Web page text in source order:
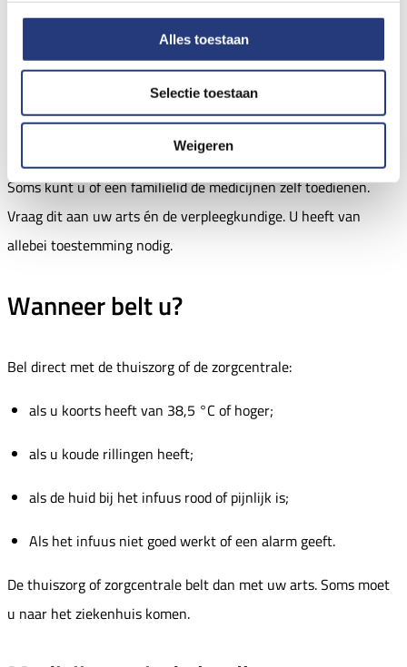
Alles toestaan
Selectie toestaan
Weigeren
thuis. De verpleegkundige:
Sluit de antibiotica aan op het infuus.
Controleert het infuus.
Soms kunt u of een familielid de medicijnen zelf toedienen.
Vraag dit aan uw arts én de verpleegkundige. U heeft van
allebei toestemming nodig.
Wanneer belt u?
Bel direct met de thuiszorg of de zorgcentrale:
als u koorts heeft van 38,5 °C of hoger;
als u koude rillingen heeft;
als de huid bij het infuus rood of pijnlijk is;
Als het infuus niet goed werkt of een alarm geeft.
De thuiszorg of zorgcentrale belt dan met uw arts. Soms moet
u naar het ziekenhuis komen.